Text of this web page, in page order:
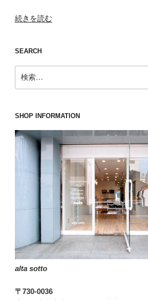
“も
ん
加
工
し
ま
eleventy(イ
ブ
ン
の
カ
ー
パ
ツ。”
続きを読む
SEARCH
索:
SHOP INFORMATION
alta sotto
〒730-0036